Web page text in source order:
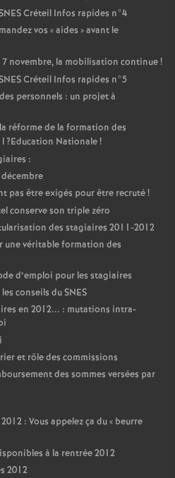
Créteil Infos rapides n°4
vos «aides » avant le
novembre, la mobilisation continue!
Créteil Infos rapides n°5
personnels : un projet à
réforme de la formation des
l?Education Nationale!
:
pas être exigés pour être recruté!
conserve son triple zéro
des stagiaires 2011-2012
une véritable formation des
d’emploi pour les stagiaires
conseils duSNES
en 2012... : mutations intra-
et rôle des commissions
des sommes versées par
: Vous appelez ça du « beurre
à la rentrée 2012
2012